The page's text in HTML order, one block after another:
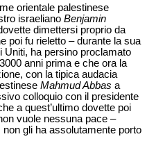
orientale palestinese
israeliano Benjamin
dimettersi proprio da
poi fu rieletto – durante la sua
Uniti, ha persino proclamato
anni prima e che ora la
con la tipica audacia
Mahmud Abbas a
colloquio con il presidente
a quest’ultimo dovette poi
vuole nessuna pace –
gli ha assolutamente porto